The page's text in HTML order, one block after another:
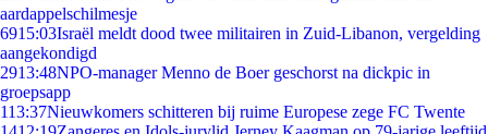
aardappelschilmesje
6915:03Israël meldt dood twee militairen in Zuid-Libanon, vergelding
aangekondigd
2913:48NPO-manager Menno de Boer geschorst na dickpic in
groepsapp
113:37Nieuwkomers schitteren bij ruime Europese zege FC Twente